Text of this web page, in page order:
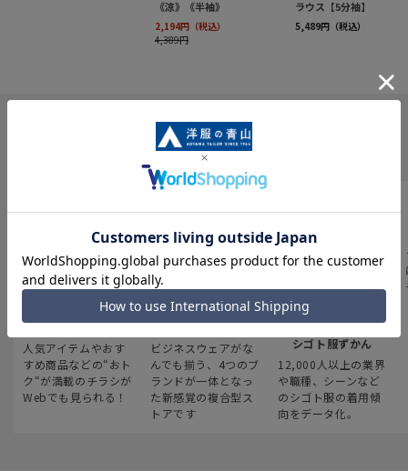
INFORMATION
最新のお買い得情報
人気アイテムやおす
すめ商品などの“おト
ク“が満載のチラシが
Webでも見られる！
スーツスクエア
ビジネスウェアがな
んでも揃う、4つのブ
ランドが一体となっ
た新感覚の複合型ス
トアです
みんなの
シゴト服ずかん
12,000人以上の業界
や職種、シーンなど
のシゴト服の着用傾
向をデータ化。